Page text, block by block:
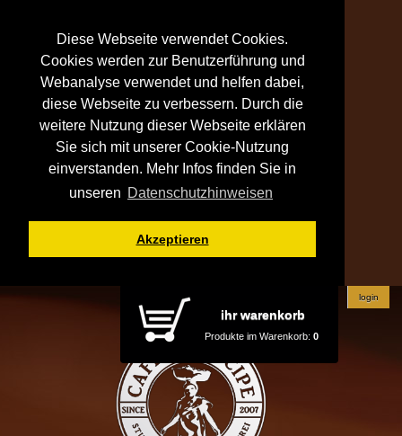
Diese Webseite verwendet Cookies.
Cookies werden zur Benutzerführung und
Webanalyse verwendet und helfen dabei,
diese Webseite zu verbessern. Durch die
weitere Nutzung dieser Webseite erklären
Sie sich mit unserer Cookie-Nutzung
einverstanden. Mehr Infos finden Sie in
unseren Datenschutzhinweisen
Akzeptieren
ihr warenkorb
Produkte im Warenkorb: 0
login